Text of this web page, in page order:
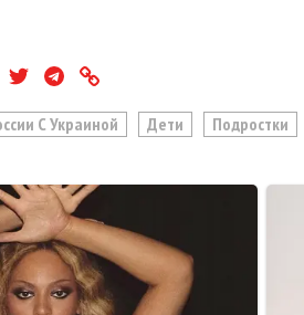
С Украиной Дети Подростки